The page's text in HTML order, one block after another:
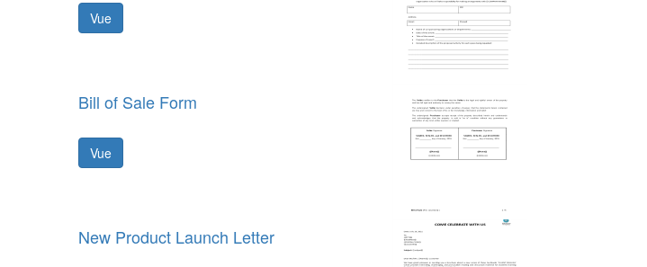
Vue
Bill of Sale Form
Vue
New Product Launch Letter